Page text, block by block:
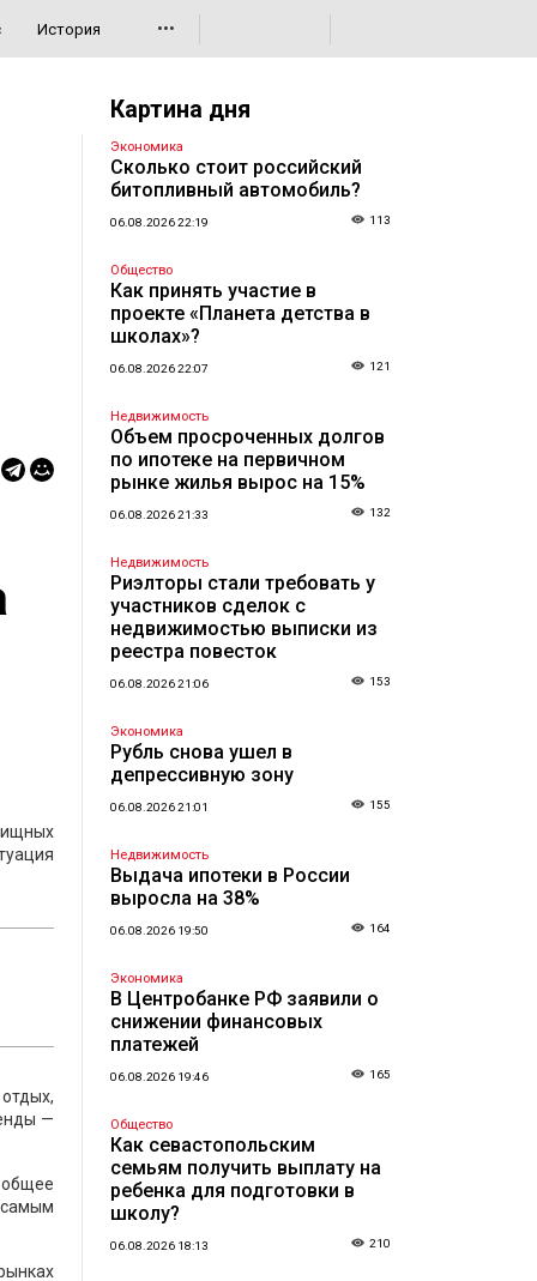
История •••
—
общее
самым
Картина дня
Экономика
Сколько стоит российский
битопливный автомобиль?
06.08.2026 22:19 113
Общество
Как принять участие в
проекте «Планета детства в
школах»?
06.08.2026 22:07 121
Недвижимость
Объем просроченных долгов
по ипотеке на первичном
рынке жилья вырос на 15%
06.08.2026 21:33 132
Недвижимость
Риэлторы стали требовать у
участников сделок с
недвижимостью выписки из
реестра повесток
06.08.2026 21:06 153
Экономика
Рубль снова ушел в
депрессивную зону
06.08.2026 21:01 155
Недвижимость
Выдача ипотеки в России
выросла на 38%
06.08.2026 19:50 164
Экономика
В Центробанке РФ заявили о
снижении финансовых
платежей
06.08.2026 19:46 165
Общество
Как севастопольским
семьям получить выплату на
ребенка для подготовки в
школу?
06.08.2026 18:13 210